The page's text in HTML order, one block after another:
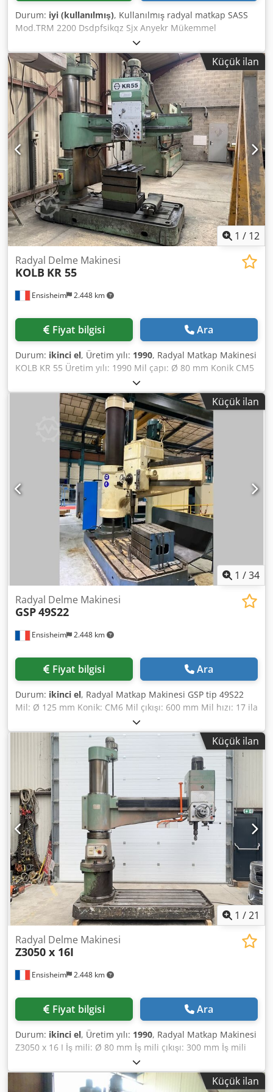
Durum: iyi (kullanılmış), Kullanılmış radyal matkap SASS
Mod.TRM 2200 Dsdpfsikqz Sjx Anyekr Mükemmel
durumda, tamamen işlevsel. Küp tedarik edildi Katı dökme
demirden maks. matkap çapı 20-22 100 mm Katı çelikten
maks. matkap çapı R=60 80 mm Mil aynası çapı 102 mm İş
mili konikliği 6 İş mili dikey stroku 500 mm Dönme hızı 32
Motor 50 Hz ile iş mili devir sayısı değerleri - rpm 18 ÷ 1600
Otomatik beslemeler Maks. kolon kenarından iş mili
eksenine erişim 2230 mm Minimum ve maksimum delme
yarıçapı 660 ÷ 2505 mm Kol üzerinde başın yer
değiştirmesi 1845 mm Dikey kol deplasmanı 1040 mm
Kolon çapı 550 mm Motorlu kolon yüksekliği 3720 mm
Taban plakası yüksekliği 260 mm Taban plakası yüksekliği
2490 x 1230 mm İş mili motoru 11 HP Ağırlık 9000 kg
Küçük ilan
1 / 12
Ensisheim 2.448 km
Radyal Delme Makinesi
KOLB KR 55
Fiyat bilgisi Ara
Durum: ikinci el, Üretim yılı: 1990, Radyal Matkap Makinesi
KOLB KR 55 Üretim yılı: 1990 Mil çapı: Ø 80 mm Konik CM5
Mil çıkışı: 400 mm Devir: 18 - 2000 RPM arası Tabla boyutu:
1800 x 1000 mm Kol hareketi: 1250 mm Otomatik iniş 0
ayarına göre otomatik yükselme Maksimum iş mili
burun/tabla mesafesi: 1500 mm Minimum iş mili
burun/tabla mesafesi: 800 mm Dodpfx Anezmx Abeyjkr
Kolon çapı: Ø 315 mm Delme/kılavuz çekme fonksiyonu
360° dönebilen Sensörlü delme imkanı Otomatik şanzıman
Yağlama Hidrolik kilitleme Voltaj: 380 V Boyutlar (U x G x Y):
2900 x 1100 x 3060 mm Ağırlık: yaklaşık 5 ton
Küçük ilan
1 /34
Ensisheim 2.448 km
Radyal Delme Makinesi
GSP49S22
Fiyat bilgisi Ara
Durum: ikinci el, Radyal Matkap Makinesi GSP tip 49S22
Mil: Ø 125 mm Konik: CM6 Mil çıkışı: 600 mm Mil hızı: 17 ila
1050 RPM arası Kol hareketi: 1800 mm Maksimum kolon
yüksekliği hareketi: 1800 mm Kolon çapı: Ø 600 mm
Toplam kolon yüksekliği: 3000 mm Mil gücü: 11 kW
Delme/kılavuz çekme fonksiyonu Kolon mekanik kilitlemesi
Arabada hidrolik kilitleme Otomatik iniş Bir adet küp ile
teslim edilir Dksdezmxz Djpfx Anyor Küp ölçüleri: U 800 x G
560 x Y 600 mm Tabla ölçüsü: U 3300 x G 1400 x Y 320 mm
Voltaj: 380 V Ağırlık: 12 T
Küçük ilan
1 /21
Ensisheim 2.448 km
Radyal Delme Makinesi
Z3050 x 16I
Fiyat bilgisi Ara
Durum: ikinci el, Üretim yılı: 1990, Radyal Matkap Makinesi
Z3050 x 16 I İş mili: Ø 80 mm İş mili çıkışı: 300 mm İş mili
devri: 25 – 2000 devir/dak Kol hareketi: 1600 mm Üretim
yılı: 1990 Kolon çapı: Ø 320 mm Maksimum iş mili
burun/tabla mesafesi: 1800 mm Minimum iş miliKüçük ilan